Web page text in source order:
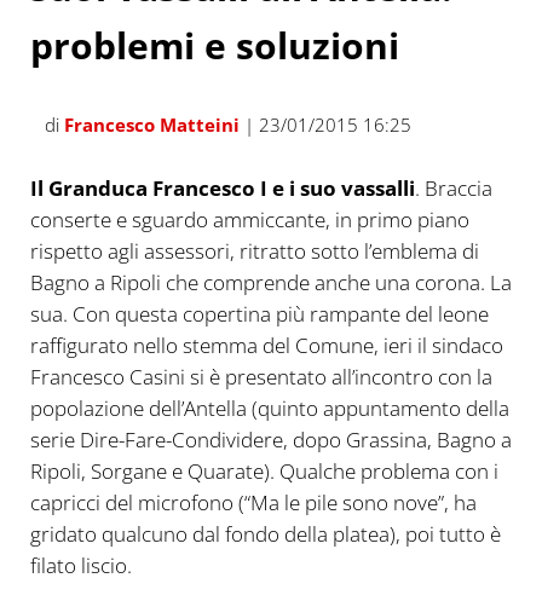
problemi e soluzioni
di Francesco Matteini | 23/01/2015 16:25
Il Granduca Francesco I e i suo vassalli. Braccia
conserte e sguardo ammiccante, in primo piano
rispetto agli assessori, ritratto sotto l’emblema di
Bagno a Ripoli che comprende anche una corona. La
sua. Con questa copertina più rampante del leone
raffigurato nello stemma del Comune, ieri il sindaco
Francesco Casini si è presentato all’incontro con la
popolazione dell’Antella (quinto appuntamento della
serie Dire-Fare-Condividere, dopo Grassina, Bagno a
Ripoli, Sorgane e Quarate). Qualche problema con i
capricci del microfono (“Ma le pile sono nove”, ha
gridato qualcuno dal fondo della platea), poi tutto è
filato liscio.